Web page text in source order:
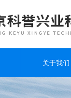
关于我们